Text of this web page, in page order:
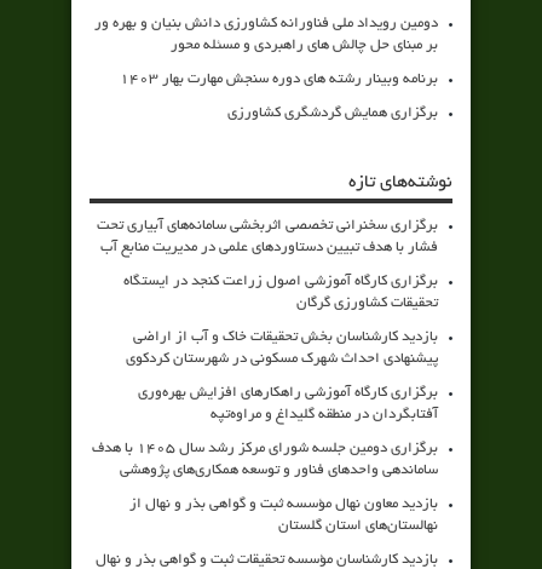
دومین رویداد ملی فناورانه کشاورزی دانش بنیان و بهره ور
بر مبنای حل چالش های راهبردی و مسئله محور
برنامه وبینار رشته های دوره سنجش مهارت بهار 1403
برگزاری همایش گردشگری کشاورزی
نوشته‌های تازه
برگزاری سخنرانی تخصصی اثربخشی سامانه‌های آبیاری تحت
فشار با هدف تبیین دستاوردهای علمی در مدیریت منابع آب
برگزاری کارگاه آموزشی اصول زراعت کنجد در ایستگاه
تحقیقات کشاورزی گرگان
بازدید کارشناسان بخش تحقیقات خاک و آب از اراضی
پیشنهادی احداث شهرک مسکونی در شهرستان کردکوی
برگزاری کارگاه آموزشی راهکارهای افزایش بهره‌وری
آفتابگردان در منطقه گلیداغ و مراوه‌تپه
برگزاری دومین جلسه شورای مرکز رشد سال ۱۴۰۵ با هدف
ساماندهی واحدهای فناور و توسعه همکاری‌های پژوهشی
بازدید معاون نهال مؤسسه ثبت و گواهی بذر و نهال از
نهالستان‌های استان گلستان
بازدید کارشناسان مؤسسه تحقیقات ثبت و گواهی بذر و نهال